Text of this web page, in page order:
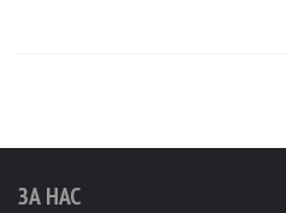
ЗА НАС